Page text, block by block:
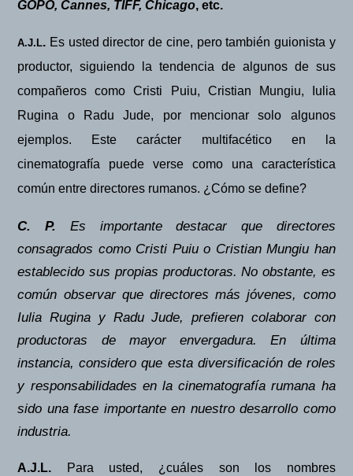
GOPO, Cannes, TIFF, Chicago, etc.
A.J.L. Es usted director de cine, pero también guionista y
productor, siguiendo la tendencia de algunos de sus
compañeros como Cristi Puiu, Cristian Mungiu, Iulia
Rugina o Radu Jude, por mencionar solo algunos
ejemplos. Este carácter multifacético en la
cinematografía puede verse como una característica
común entre directores rumanos. ¿Cómo se define?
C. P. Es importante destacar que directores
consagrados como Cristi Puiu o Cristian Mungiu han
establecido sus propias productoras. No obstante, es
común observar que directores más jóvenes, como
Iulia Rugina y Radu Jude, prefieren colaborar con
productoras de mayor envergadura. En última
instancia, considero que esta diversificación de roles
y responsabilidades en la cinematografía rumana ha
sido una fase importante en nuestro desarrollo como
industria.
A.J.L. Para usted, ¿cuáles son los nombres